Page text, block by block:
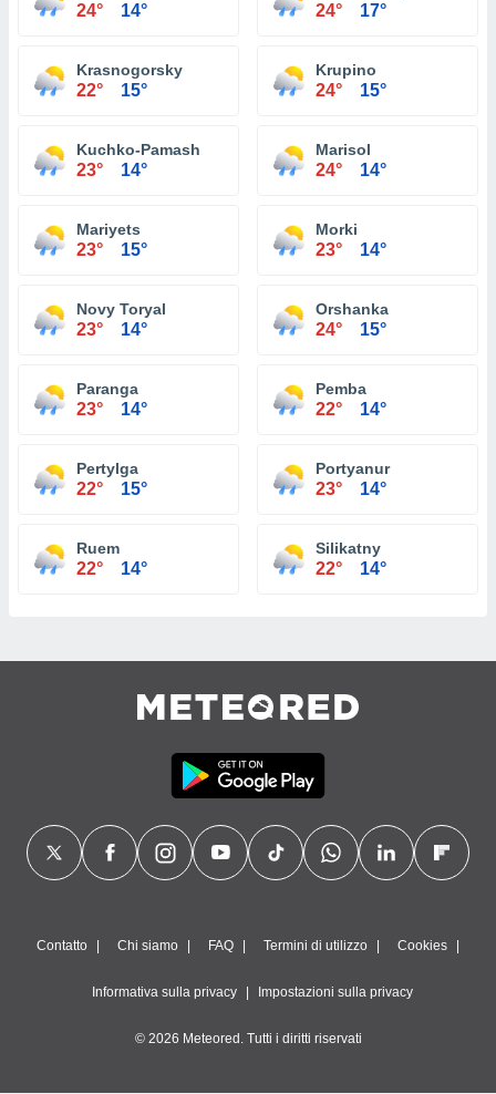
24° 14° 24° 17°
Krasnogorsky
22° 15°
Krupino
24° 15°
Kuchko-Pamash
23° 14°
Marisol
24° 14°
Mariyets
23° 15°
Morki
23° 14°
Novy Toryal
23° 14°
Orshanka
24° 15°
Paranga
23° 14°
Pemba
22° 14°
Pertylga
22° 15°
Portyanur
23° 14°
Ruem
22° 14°
Silikatny
22° 14°
Contatto Chi siamo FAQ Termini di utilizzo Cookies
Informativa sulla privacy Impostazioni sulla privacy
© 2026 Meteored. Tutti i diritti riservati